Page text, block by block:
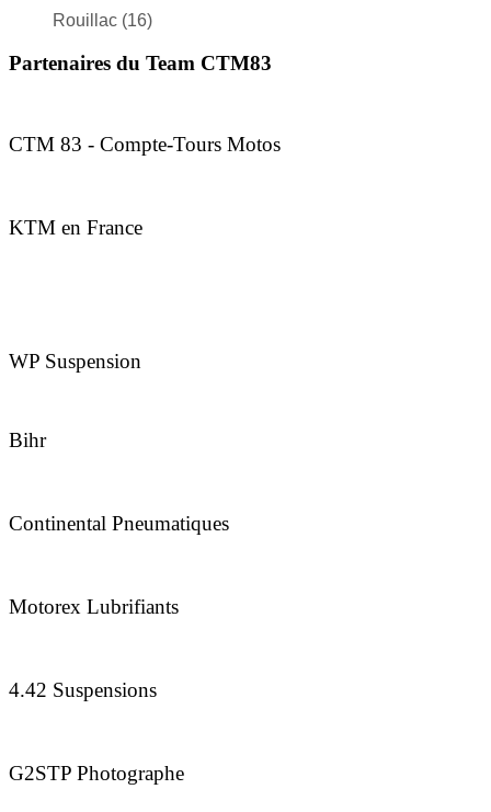
Rouillac (16)
Partenaires du Team CTM83
CTM 83 - Compte-Tours Motos
KTM en France
WP Suspension
Bihr
Continental Pneumatiques
Motorex Lubrifiants
4.42 Suspensions
G2STP Photographe